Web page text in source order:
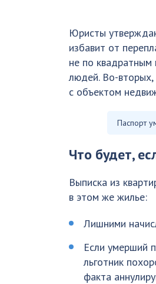
Юристы
избавит от
не по квадратным
людей. Во-
с объектом
Паспорт
Что будет,
Выписка из
в этом же жилье:
Лишними
Если умерший
льготник
факта